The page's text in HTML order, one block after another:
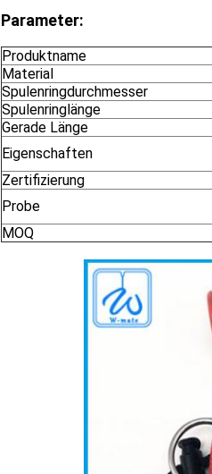
Parameter:
Produktname
Material
Spulenringdurchmesser
Spulenringlänge
Gerade Länge
Eigenschaften
Zertifizierung
Probe
MOQ